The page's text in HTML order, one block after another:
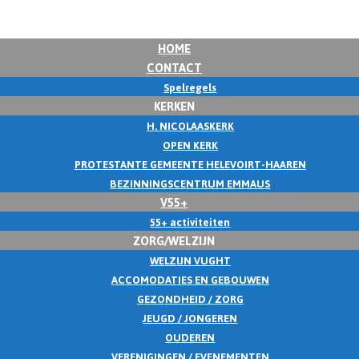
HOME
CONTACT
Spelregels
KERKEN
H. NICOLAASKERK
OPEN KERK
PROTESTANTE GEMEENTE HELEVOIRT-HAAREN
BEZINNINGSCENTRUM EMMAUS
V55+
55+ activiteiten
ZORG/WELZIJN
WELZIJN VUGHT
ACCOMODATIES EN GEBOUWEN
GEZONDHEID / ZORG
JEUGD / JONGEREN
OUDEREN